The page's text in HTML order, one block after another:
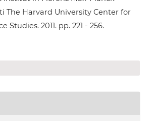
The Harvard University Center for
Studies. 2011. pp. 221 - 256.